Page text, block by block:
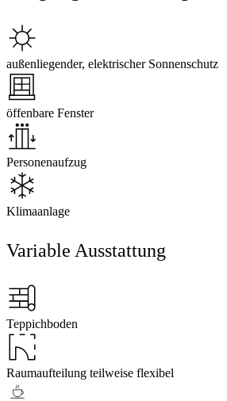
außenliegender, elektrischer Sonnenschutz
öffenbare Fenster
Personenaufzug
Klimaanlage
Variable Ausstattung
Teppichboden
Raumaufteilung teilweise flexibel